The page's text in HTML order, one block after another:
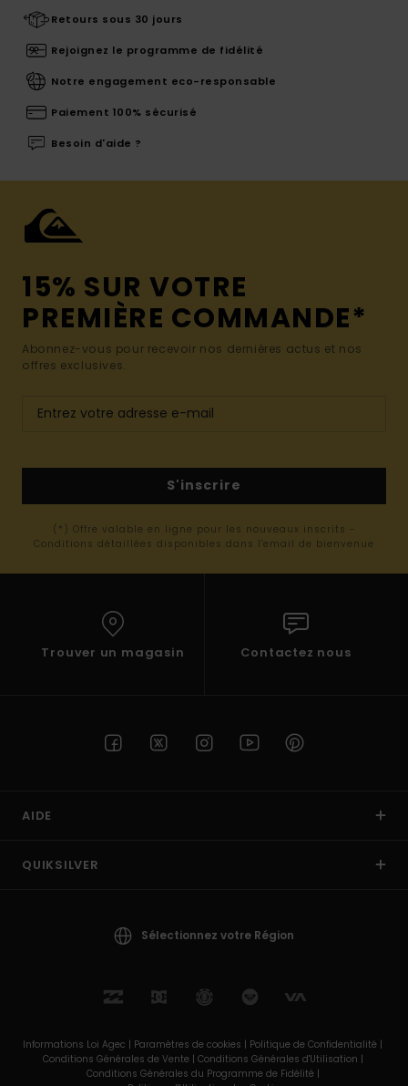
Retours sous 30 jours
Rejoignez le programme de fidélité
Notre engagement eco-responsable
Paiement 100% sécurisé
Besoin d'aide ?
15% SUR VOTRE
PREMIÈRE COMMANDE*
Abonnez-vous pour recevoir nos dernières actus et nos
offres exclusives.
S'inscrire
(*) Offre valable en ligne pour les nouveaux inscrits -
Conditions détaillées disponibles dans l'email de bienvenue
Trouver un magasin Contactez nous
AIDE
QUIKSILVER
Sélectionnez votre Région
Informations Loi Agec | Paramètres de cookies | Politique de Confidentialité |
Conditions Générales de Vente | Conditions Générales d'Utilisation |
Conditions Générales du Programme de Fidélité |